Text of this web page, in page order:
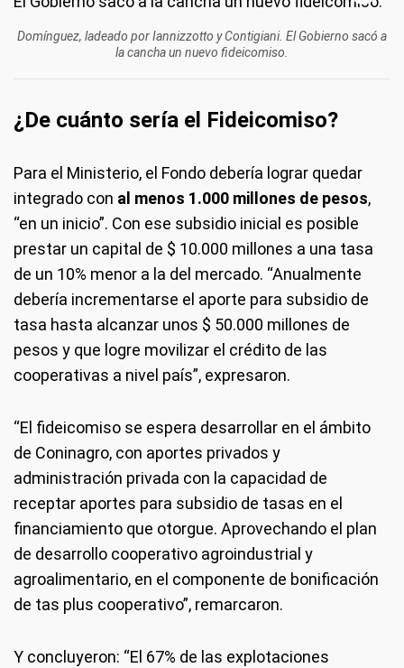
Domínguez, ladeado por Iannizzotto y Contigiani. El Gobierno sacó a
la cancha un nuevo fideicomiso.
¿De cuánto sería el Fideicomiso?
Para el Ministerio, el Fondo debería lograr quedar
integrado con al menos 1.000 millones de pesos,
“en un inicio”. Con ese subsidio inicial es posible
prestar un capital de $ 10.000 millones a una tasa
de un 10% menor a la del mercado. “Anualmente
debería incrementarse el aporte para subsidio de
tasa hasta alcanzar unos $ 50.000 millones de
pesos y que logre movilizar el crédito de las
cooperativas a nivel país”, expresaron.
“El fideicomiso se espera desarrollar en el ámbito
de Coninagro, con aportes privados y
administración privada con la capacidad de
receptar aportes para subsidio de tasas en el
financiamiento que otorgue. Aprovechando el plan
de desarrollo cooperativo agroindustrial y
agroalimentario, en el componente de bonificación
de tas plus cooperativo”, remarcaron.
Y concluyeron: “El 67% de las explotaciones